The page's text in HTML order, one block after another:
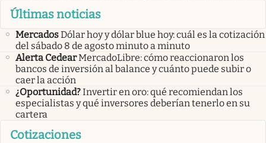
Últimas noticias
MercadosDólar hoy y dólar blue hoy: cuál es la cotización
del sábado 8 de agosto minuto a minuto
Alerta CedearMercadoLibre: cómo reaccionaron los
bancos de inversión al balance y cuánto puede subir o
caer la acción
¿Oportunidad?Invertir en oro: qué recomiendan los
especialistas y qué inversores deberían tenerlo en su
cartera
Cotizaciones